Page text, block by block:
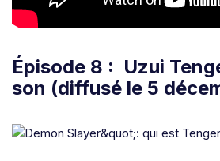
Épisode 8 : Uzui
son (diffusé le 5